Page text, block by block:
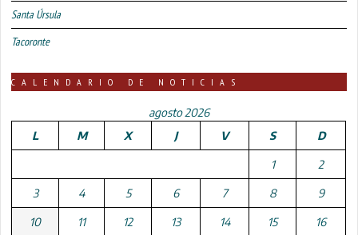
Santa Úrsula
Tacoronte
CALENDARIO DE NOTICIAS
agosto 2026
L
M X J V S D
1 2
3 4 5 6 7 8 9
10 11 12 13 14 15 16